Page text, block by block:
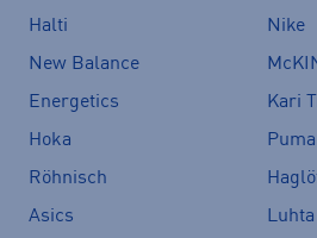
Halti
Nike
New Balance
Energetics
Kari
Hoka
Puma
Röhnisch
Asics
Luhta